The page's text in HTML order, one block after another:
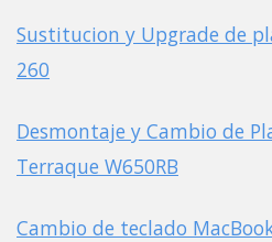
Sustitucion y Upgrade de
260
Desmontaje y Cambio de
Terraque W650RB
Cambio de teclado